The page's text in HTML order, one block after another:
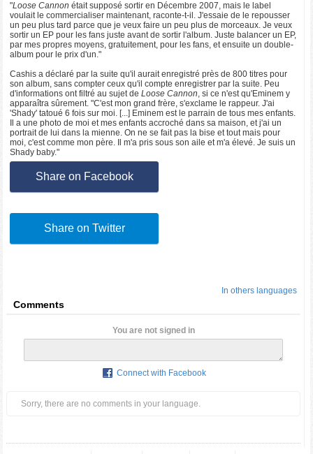
"Loose Cannon était supposé sortir en Décembre 2007, mais le label
voulait le commercialiser maintenant, raconte-t-il. J'essaie de le repousser
un peu plus tard parce que je veux faire un peu plus de morceaux. Je veux
sortir un EP pour les fans juste avant de sortir l'album. Juste balancer un EP,
par mes propres moyens, gratuitement, pour les fans, et ensuite un double-
album pour le prix d'un."
Cashis a déclaré par la suite qu'il aurait enregistré près de 800 titres pour
son album, sans compter ceux qu'il compte enregistrer par la suite. Peu
d'informations ont filtré au sujet deLoose Cannon, si ce n'est qu'Eminem y
apparaîtra sûrement. "C'est mon grand frère, s'exclame le rappeur. J'ai
'Shady' tatoué 6 fois sur moi. [...] Eminem est le parrain de tous mes enfants.
Il a une photo de moi et mes enfants accroché dans sa maison, et j'ai un
portrait de lui dans la mienne. On ne se fait pas la bise et tout mais pour
moi, c'est comme mon père. Il m'a pris sous son aile et m'a élevé. Je suis un
Shady baby."
Share on Facebook
Share on Twitter
In others languages
Comments
You are not signed in
Connect with Facebook
Sorry, there are no comments in your language.